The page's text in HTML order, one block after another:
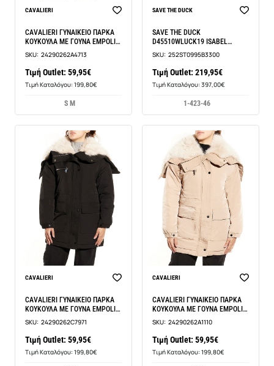
CAVALIERI
CAVALIERI ΓΥΝΑΙΚΕΙΟ ΠΑΡΚΑ
ΚΟΥΚΟΥΛΑ ΜΕ ΓΟΥΝΑ EMPOLI
COLLECTION LA609
SKU: 24290262A4713
Τιμή Outlet: 59,95€
Τιμή Καταλόγου: 199,80€
S M
SAVE THE DUCK
SAVE THE DUCK
D45510WLUCK19 ISABEL
ΓΥΝΑΙΚΕΙΟ ΠΑΛΤΟ
SKU: 252ST0995B3300
Τιμή Outlet: 219,95€
Τιμή Καταλόγου: 397,00€
1-423-46
CAVALIERI
CAVALIERI ΓΥΝΑΙΚΕΙΟ ΠΑΡΚΑ
ΚΟΥΚΟΥΛΑ ΜΕ ΓΟΥΝΑ EMPOLI
COLLECTION LA609
SKU: 24290262C7971
Τιμή Outlet: 59,95€
Τιμή Καταλόγου: 199,80€
CAVALIERI
CAVALIERI ΓΥΝΑΙΚΕΙΟ ΠΑΡΚΑ
ΚΟΥΚΟΥΛΑ ΜΕ ΓΟΥΝΑ EMPOLI
COLLECTION LA609
SKU: 24290262A1110
Τιμή Outlet: 59,95€
Τιμή Καταλόγου: 199,80€